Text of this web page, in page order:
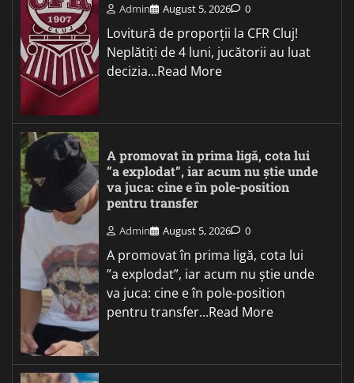
Admin August 5, 2026 0
Lovitură de proporții la CFR Cluj!
Neplătiți de 4 luni, jucătorii au luat
decizia...Read More
A promovat în prima ligă, cota lui
”a explodat”, iar acum nu știe unde
va juca: cine e în pole-position
pentru transfer
Admin August 5, 2026 0
A promovat în prima ligă, cota lui
”a explodat”, iar acum nu știe unde
va juca: cine e în pole-position
pentru transfer...Read More